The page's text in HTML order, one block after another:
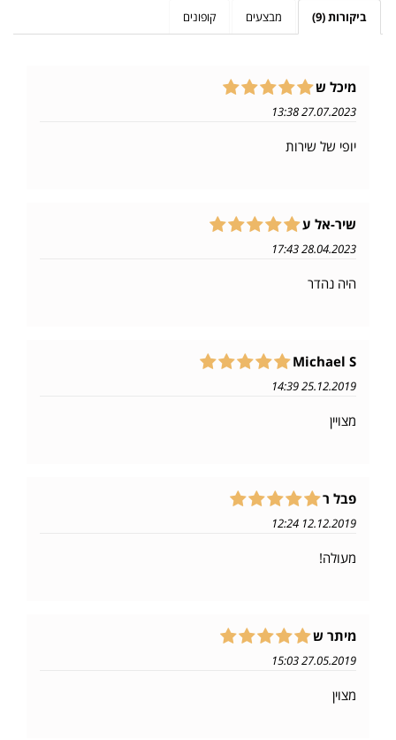
ביקורות (9) מבצעים קופונים
מיכל ש
27.07.2023 13:38
יופי של שירות
שיר-אל ע
28.04.2023 17:43
היה נהדר
Michael S
25.12.2019 14:39
מצויין
פבל ר
12.12.2019 12:24
מעולה!
מיתר ש
27.05.2019 15:03
מצוין